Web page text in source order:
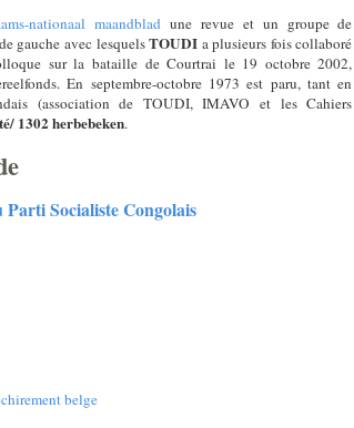
nationaal maandblad une revue et un groupe de
gauche avec lesquelsTOUDI a plusieurs fois collaboré
sur la bataille de Courtrai le 19 octobre 2002,
En septembre-octobre 1973 est paru, tant en
(association de TOUDI, IMAVO et les Cahiers
1302 herbebeken.
Parti Socialiste Congolais
belge